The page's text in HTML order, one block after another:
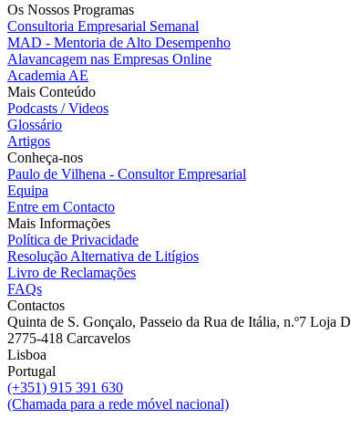
Os Nossos Programas
Consultoria Empresarial Semanal
MAD - Mentoria de Alto Desempenho
Alavancagem nas Empresas Online
Academia AE
Mais Conteúdo
Podcasts / Videos
Glossário
Artigos
Conheça-nos
Paulo de Vilhena - Consultor Empresarial
Equipa
Entre em Contacto
Mais Informações
Política de Privacidade
Resolução Alternativa de Litígios
Livro de Reclamações
FAQs
Contactos
Quinta de S. Gonçalo, Passeio da Rua de Itália, n.º7 Loja D
2775-418 Carcavelos
Lisboa
Portugal
(+351) 915 391 630
(Chamada para a rede móvel nacional)